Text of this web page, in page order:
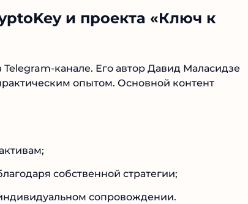
и проекта «Ключ к
канале. Его автор Давид Маласидзе
опытом. Основной контент
собственной стратегии;
сопровождении.
Samorph
Рекомендованэкспертами
Tehnoobzor: высокий ROI, честная